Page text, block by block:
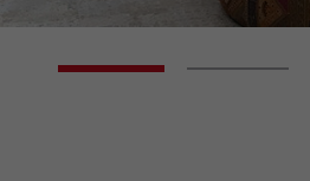
GO TO SLIDE 1GO TO SLIDE 2GO TO